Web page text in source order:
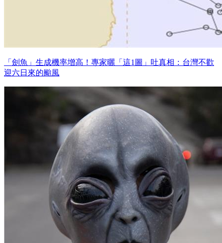
「劍魚」生成機率增高！專家曬「這1圖」吐真相：台灣不歡
迎六日來的颱風